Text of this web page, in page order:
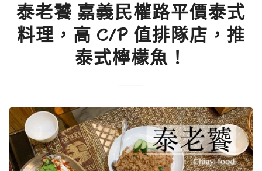
泰老饕 嘉義民權路平價泰式
料理，高 C/P 值排隊店，推
泰式檸檬魚！